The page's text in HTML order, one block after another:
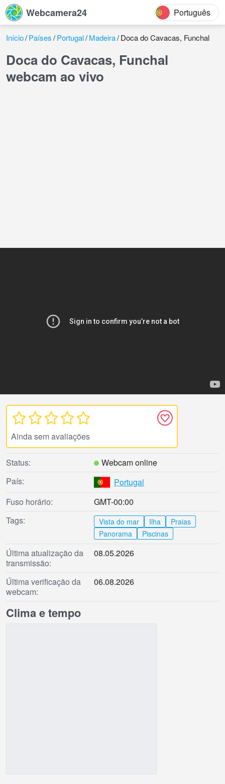
Webcamera24 Português
Início Países Portugal Madeira Doca do Cavacas, Funchal
Doca do Cavacas, Funchal
webcam ao vivo
Ainda sem avaliações
Status:
Webcam online
País:
Portugal
Fuso horário:
GMT-00:00
Tags:
Vista do mar Ilha
Praias
Panorama
Piscinas
Última atualização da
transmissão:
08.05.2026
Última verificação da
webcam:
06.08.2026
Clima e tempo